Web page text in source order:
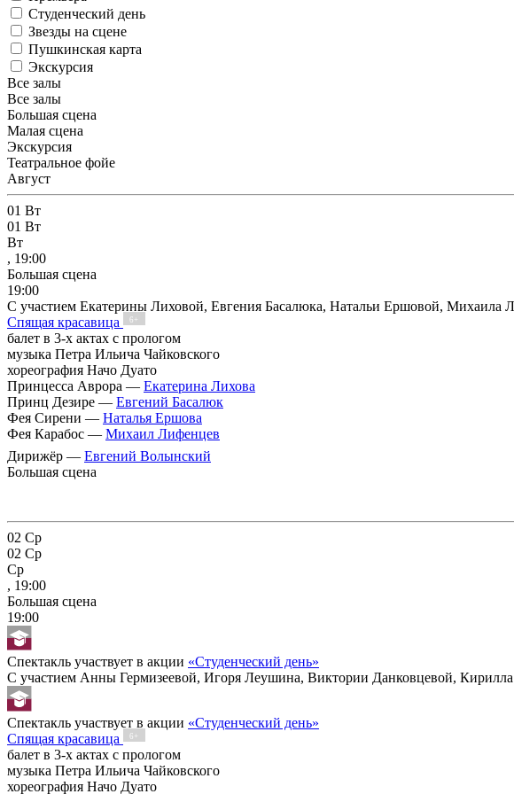
Студенческий день
Звезды на сцене
Пушкинская карта
Экскурсия
Все залы
Все залы
Большая сцена
Малая сцена
Экскурсия
Театральное фойе
Август
01 Вт
01 Вт
Вт
, 19:00
Большая сцена
19:00
С участием Екатерины Лиховой, Евгения Басалюка, Натальи Ершовой,
Спящая красавица
6+
балет в 3-х актах с прологом
музыка Петра Ильича Чайковского
хореография Начо Дуато
Принцесса Аврора — Екатерина Лихова
Принц Дезире — Евгений Басалюк
Фея Сирени — Наталья Ершова
Фея Карабос — Михаил Лифенцев
Дирижёр — Евгений Волынский
Большая сцена
02 Ср
02 Ср
Ср
, 19:00
Большая сцена
19:00
Спектакль участвует в акции «Студенческий день»
С участием Анны Гермизеевой, Игоря Леушина, Виктории Данковцевой,
Спектакль участвует в акции «Студенческий день»
Спящая красавица
6+
балет в 3-х актах с прологом
музыка Петра Ильича Чайковского
хореография Начо Дуато